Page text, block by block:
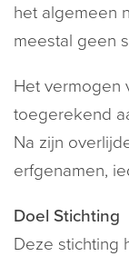
het algemeen
meestal geen
Het vermogen
toegerekend
Na zijn
erfgenamen,
Doel Stichting
Deze stichting